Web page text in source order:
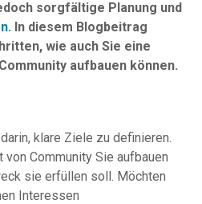
sorgfältige Planung und
. In diesem Blogbeitrag
wie auch Sie eine
aufbauen können.
klare Ziele zu definieren.
Community Sie aufbauen
sie erfüllen soll. Möchten
Interessen